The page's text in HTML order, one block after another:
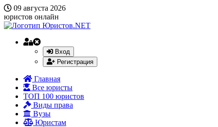
09 августа 2026
юристов онлайн
Вход
Регистрация
Главная
Все юристы
ТОП 100 юристов
Виды права
Вузы
Юристам